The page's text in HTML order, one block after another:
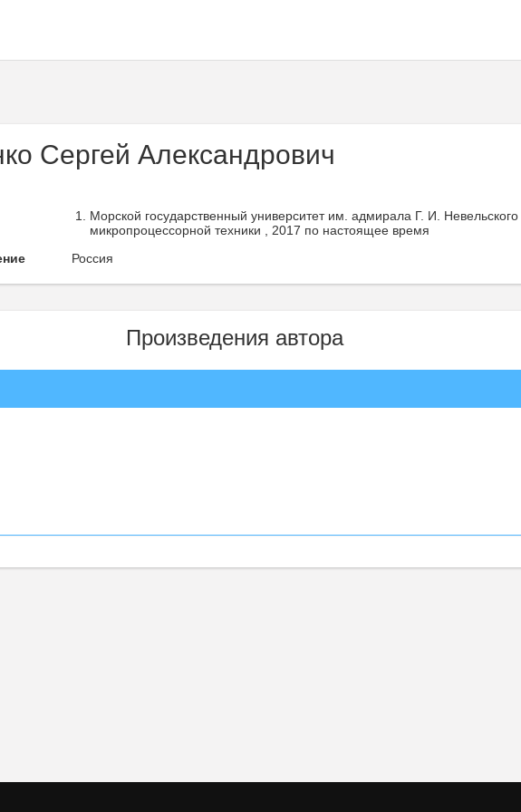
Сергей Александрович
Морской государственный университет им. адмирала Г. И.
микропроцессорной техники , 2017 по настоящее время
Россия
Произведения автора